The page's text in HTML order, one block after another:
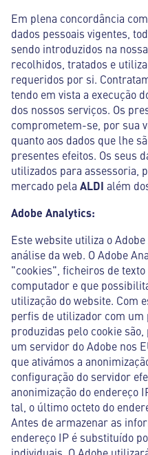
Em plena concordância
dados pessoais vigentes,
sendo introduzidos na
recolhidos, tratados e
requeridos por si.
tendo em vista a execução
dos nossos serviços. Os
comprometem-se, por sua
quanto aos dados que lhe
presentes efeitos. Os seus
utilizados para assessoria,
mercado pela ALDI além
Adobe Analytics:
Este website utiliza o
análise da web. O Adobe
"cookies", ficheiros de
computador e que
utilização do website. Com
perfis de utilizador com um
produzidas pelo cookie
um servidor do Adobe nos
que ativámos a
configuração do servidor
anonimização do endereço
tal, o último octeto do
Antes de armazenar as
endereço IP é substituído